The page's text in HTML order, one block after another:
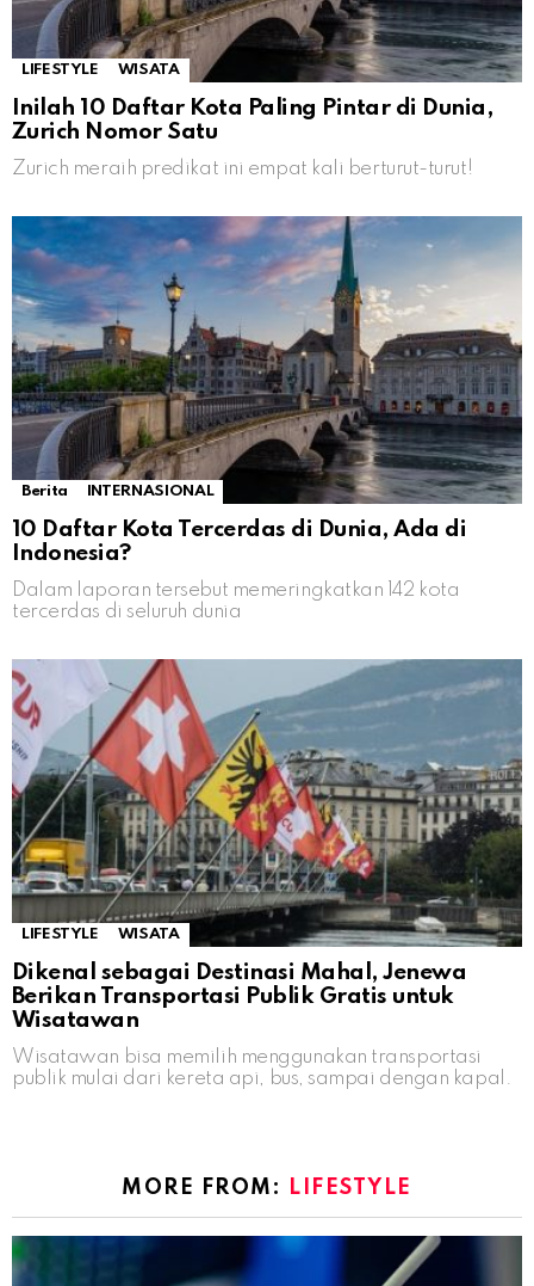
LIFESTYLE WISATA
Inilah 10 Daftar Kota Paling Pintar di Dunia,
Zurich Nomor Satu
Zurich meraih predikat ini empat kali berturut-turut!
Berita INTERNASIONAL
10 Daftar Kota Tercerdas di Dunia, Ada di
Indonesia?
Dalam laporan tersebut memeringkatkan 142 kota
tercerdas di seluruh dunia
LIFESTYLE WISATA
Dikenal sebagai Destinasi Mahal, Jenewa
Berikan Transportasi Publik Gratis untuk
Wisatawan
Wisatawan bisa memilih menggunakan transportasi
publik mulai dari kereta api, bus, sampai dengan kapal.
MORE FROM: LIFESTYLE